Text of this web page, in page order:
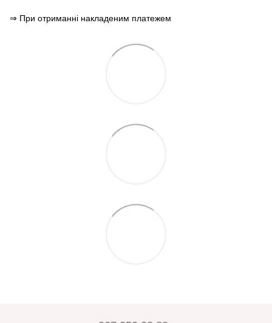
⇒ При отриманні накладеним платежем